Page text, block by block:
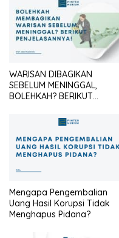
WARISAN DIBAGIKAN
SEBELUM MENINGGAL,
BOLEHKAH? BERIKUT
Mengapa Pengembalian
Uang Hasil Korupsi Tidak
Menghapus Pidana?